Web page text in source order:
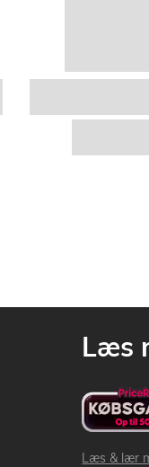
Læs
Læs & lær